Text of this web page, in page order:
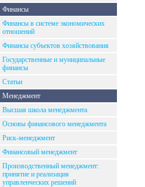
Финансы
Финансы в системе экономических
отношений
Финансы субъектов хозяйствования
Государственные и муниципальные
финансы
Статьи
Менеджмент
Высшая школа менеджмента
Основы финансового менеджмента
Риск-менеджмент
Финансовый менеджмент
Производственный менеджмент:
принятие и реализация
управленческих решений